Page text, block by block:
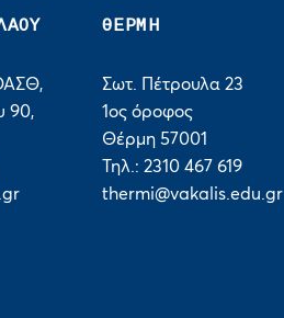
90,
ΘΕΡΜΗ
Σωτ. Πέτρουλα 23
1ος όροφος
Θέρμη 57001
Τηλ.: 2310 467 619
thermi@vakalis.edu.gr